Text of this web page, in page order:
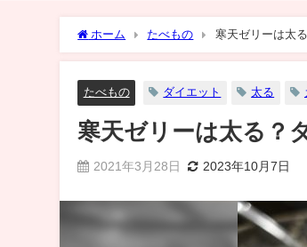
ホーム たべもの 寒天ゼリーは太
たべもの ダイエット 太る
寒天ゼリーは太る？
2021年3月28日 2023年10月7日